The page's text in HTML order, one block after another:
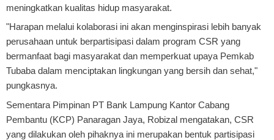
meningkatkan kualitas hidup masyarakat.
"Harapan melalui kolaborasi ini akan menginspirasi lebih banyak
perusahaan untuk berpartisipasi dalam program CSR yang
bermanfaat bagi masyarakat dan memperkuat upaya Pemkab
Tubaba dalam menciptakan lingkungan yang bersih dan sehat,"
pungkasnya.
Sementara Pimpinan PT Bank Lampung Kantor Cabang
Pembantu (KCP) Panaragan Jaya, Robizal mengatakan, CSR
yang dilakukan oleh pihaknya ini merupakan bentuk partisipasi